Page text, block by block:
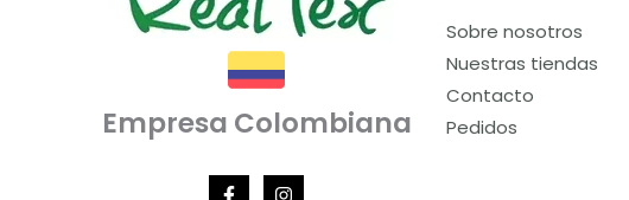
Empresa Colombiana
Sobre nosotros
Nuestras tiendas
Contacto
Pedidos